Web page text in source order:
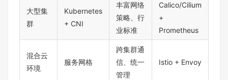
大型集
群
Kubernetes
+ CNI
丰富网络
策略、行
业标准
Calico/Cilium
+
Prometheus
混合云
环境
服务网格
跨集群通
信、统一
管理
Istio + Envoy